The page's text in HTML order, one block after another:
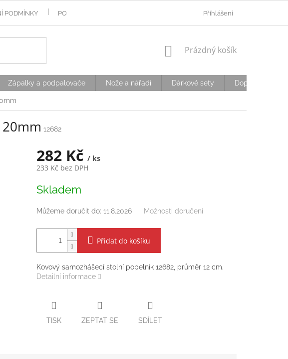
PODMÍNKY PODMÍNKY OCHRANY OSOBNÍCH ÚDAJŮ OVĚŘOVÁNÍ VĚKU
Přihlášení
NÁKUPNÍ
Prázdný košík
Zápalky a podpalovače Nože a nářadí Dárkové sety Doplňky
12682
282 Kč / ks
233 Kč bez DPH
cena:
Skladem
Můžeme doručit do: 11.8.2026 Možnosti doručení
Přidat do košíku
Kovový samozhášecí stolní popelník 12682, průměr 12 cm.
Detailní informace
TISK ZEPTAT SE SDÍLET